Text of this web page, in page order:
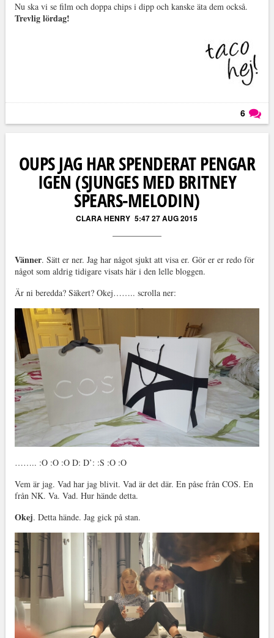
Nu ska vi se film och doppa chips i dipp och kanske äta dem också.
Trevlig lördag!
6
OUPS JAG HAR SPENDERAT PENGAR
IGEN (SJUNGES MED BRITNEY
SPEARS-MELODIN)
CLARA HENRY 5:47 27 AUG 2015
Vänner. Sätt er ner. Jag har något sjukt att visa er. Gör er er redo för
något som aldrig tidigare visats här i den lelle bloggen.
Är ni beredda? Säkert? Okej…….. scrolla ner:
…….. :O :O :O D: D’: :S :O :O
Vem är jag. Vad har jag blivit. Vad är det där. En påse från COS. En
från NK. Va. Vad. Hur hände detta.
Okej. Detta hände. Jag gick på stan.